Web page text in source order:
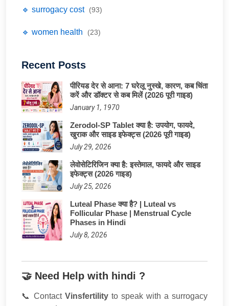
🔹 surrogacy cost (93)
🔹 women health (23)
Recent Posts
पीरियड देर से आना: 7 घरेलू नुस्खे, कारण, कब चिंता
करें और डॉक्टर से कब मिलें (2026 पूरी गाइड)
January 1, 1970
Zerodol-SP Tablet क्या है: उपयोग, फायदे,
खुराक और साइड इफेक्ट्स (2026 पूरी गाइड)
July 29, 2026
लेवोसेटिरिजिन क्या है: इस्तेमाल, फायदे और साइड
इफेक्ट्स (2026 गाइड)
July 25, 2026
Luteal Phase क्या है? | Luteal vs
Follicular Phase | Menstrual Cycle
Phases in Hindi
July 8, 2026
🤝 Need Help with hindi ?
📞 Contact Vinsfertility to speak with a surrogacy